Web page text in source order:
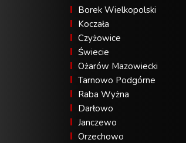
Borek Wielkopolski
Koczała
Czyżowice
Świecie
Ożarów Mazowiecki
Tarnowo Podgórne
Raba Wyżna
Darłowo
Janczewo
Orzechowo